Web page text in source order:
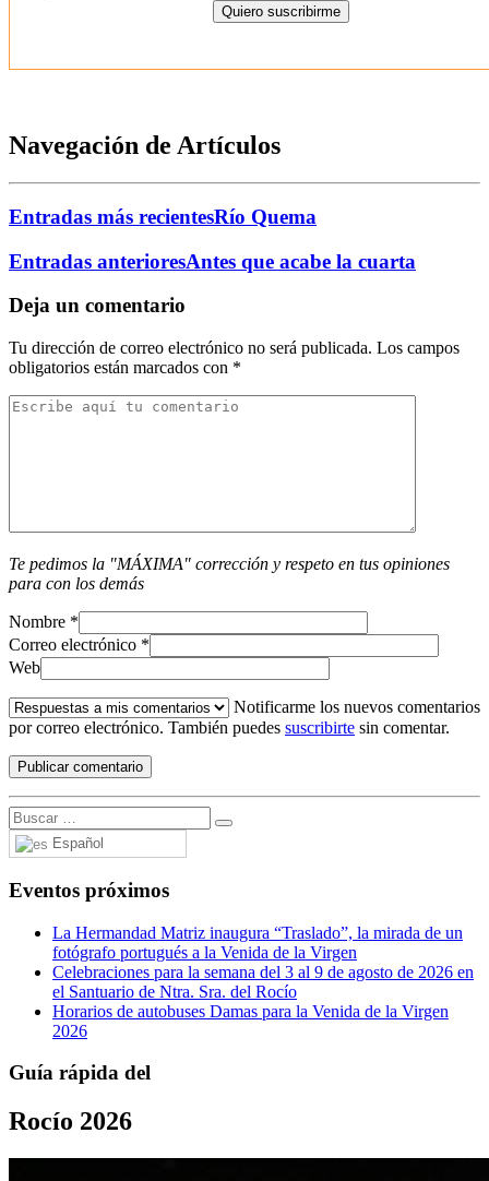
Navegación de Artículos
Entradas más recientesRío Quema
Entradas anterioresAntes que acabe la cuarta
Deja un comentario
Tu dirección de correo electrónico no será publicada. Los campos
obligatorios están marcados con *
Te pedimos la "MÁXIMA" corrección y respeto en tus opiniones
para con los demás
Nombre *
Correo electrónico *
Web
Notificarme los nuevos comentarios
por correo electrónico. También puedes suscribirte sin comentar.
Español
Eventos próximos
La Hermandad Matriz inaugura “Traslado”, la mirada de un
fotógrafo portugués a la Venida de la Virgen
Celebraciones para la semana del 3 al 9 de agosto de 2026 en
el Santuario de Ntra. Sra. del Rocío
Horarios de autobuses Damas para la Venida de la Virgen
2026
Guía rápida del
Rocío 2026